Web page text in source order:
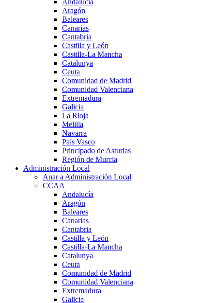
Aragón
Baleares
Canarias
Cantabria
Castilla y León
Castilla-La Mancha
Catalunya
Ceuta
Comunidad de Madrid
Comunidad Valenciana
Extremadura
Galicia
La Rioja
Melilla
Navarra
País Vasco
Principado de Asturias
Región de Murcia
Administración Local
Anar a Administración Local
CCAA
Andalucía
Aragón
Baleares
Canarias
Cantabria
Castilla y León
Castilla-La Mancha
Catalunya
Ceuta
Comunidad de Madrid
Comunidad Valenciana
Extremadura
Galicia